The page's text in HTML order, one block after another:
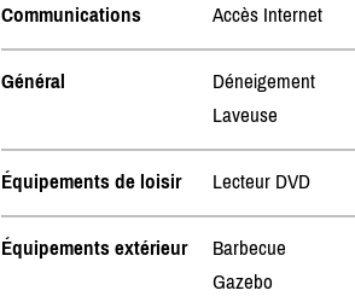
Communications Accès Internet
Général Déneigement
Laveuse
Équipements de loisir Lecteur DVD
Équipements extérieur Barbecue
Gazebo